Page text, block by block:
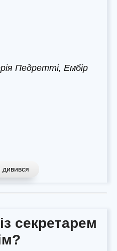
Педретті, Ембір
дивився
секретарем